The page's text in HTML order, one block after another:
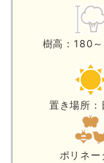
樹高：180
置き場所：
ポリネー